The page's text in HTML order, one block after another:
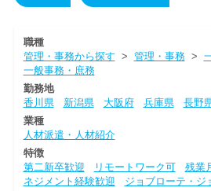
職種
管理・事務から探す > 管理・事務>
一般事務・庶務
勤務地
香川県
新潟県 大阪府 兵庫県
長野
業種
人材派遣・人材紹介
特徴
第二新卒歓迎
リモートワーク可 残業
ネジメント経験歓迎
ジョブローテ・ジ